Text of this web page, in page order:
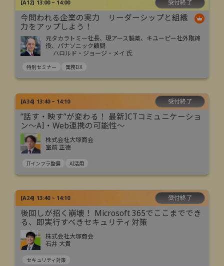
[A12] 13:00 ~ 14:00 受付終了
今問われる企業の実力 リーダーシップと組織
力をアップしよう！
元タカラトミー社長、現アース製薬、キユーピー社外取締
役、パナソニック顧問
ハロルド・ジョージ・メイ 氏
特別セミナー 業務DX
[A34] 13:40 ~ 14:10 受付終了
”話す・映す”が変わる！ 最新ICTコミュニケーショ
ン～AI・Web連携の可能性～
株式会社大塚商会
室前 正徳
ITインフラ整備 AI活用
[A24] 13:40 ~ 14:10 受付終了
後回しが招く崩壊！ Microsoft 365でここまででき
る、即実行すべきセキュリティ対策
株式会社大塚商会
石井 大貴
セキュリティ対策